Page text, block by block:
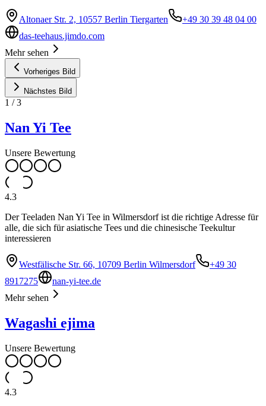
Altonaer Str. 2, 10557 Berlin Tiergarten
+49 30 39 48 04 00
das-teehaus.jimdo.com
Mehr sehen
Vorheriges Bild
Nächstes Bild
1 /3
Nan Yi Tee
Unsere Bewertung
4.3
Der Teeladen Nan Yi Tee in Wilmersdorf ist die richtige Adresse für
alle, die sich für asiatische Tees und die chinesische Teekultur
interessieren
Westfälische Str. 66, 10709 Berlin Wilmersdorf
+49 30
8917275
nan-yi-tee.de
Mehr sehen
Wagashi ejima
Unsere Bewertung
4.3